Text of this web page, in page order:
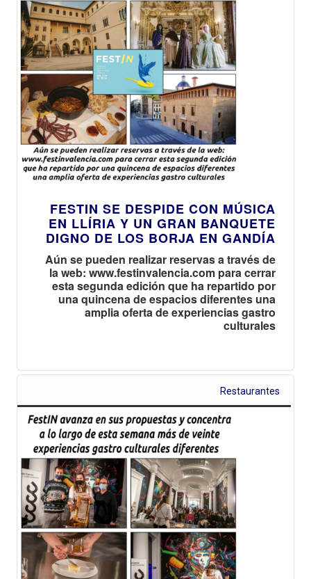
FESTIN SE DESPIDE CON MÚSICA
EN LLÍRIA Y UN GRAN BANQUETE
DIGNO DE LOS BORJA EN GANDÍA
Aún se pueden realizar reservas a través de
la web: www.festinvalencia.com para cerrar
esta segunda edición que ha repartido por
una quincena de espacios diferentes una
amplia oferta de experiencias gastro
culturales
Restaurantes